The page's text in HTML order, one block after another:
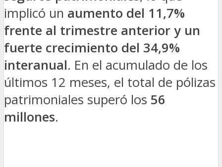
implicó un aumento del 11,7%
frente al trimestre anterior y un
fuerte crecimiento del 34,9%
interanual. En el acumulado de los
últimos 12 meses, el total de pólizas
patrimoniales superó los 56
millones.